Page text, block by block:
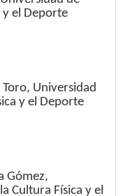
y el Deporte
Universidad
y el Deporte
Gómez,
Cultura Física y el